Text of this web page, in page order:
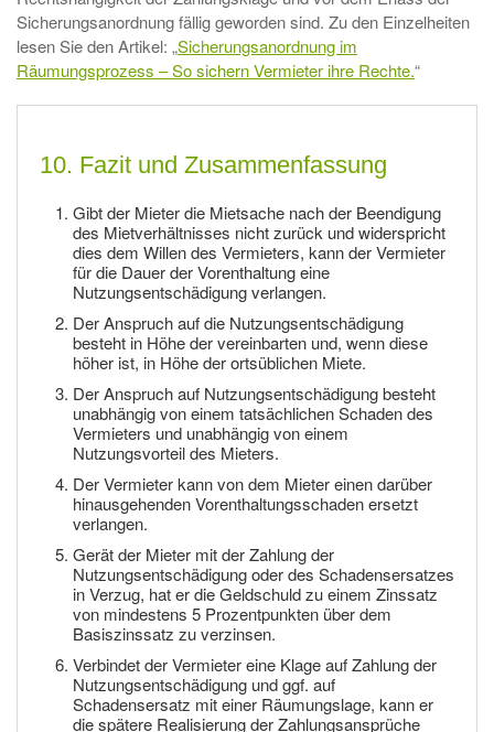
Sicherungsanordnung fällig geworden sind. Zu den Einzelheiten
lesen Sie den Artikel: „Sicherungsanordnung im
Räumungsprozess – So sichern Vermieter ihre Rechte.“
10. Fazit und Zusammenfassung
Gibt der Mieter die Mietsache nach der Beendigung
des Mietverhältnisses nicht zurück und widerspricht
dies dem Willen des Vermieters, kann der Vermieter
für die Dauer der Vorenthaltung eine
Nutzungsentschädigung verlangen.
Der Anspruch auf die Nutzungsentschädigung
besteht in Höhe der vereinbarten und, wenn diese
höher ist, in Höhe der ortsüblichen Miete.
Der Anspruch auf Nutzungsentschädigung besteht
unabhängig von einem tatsächlichen Schaden des
Vermieters und unabhängig von einem
Nutzungsvorteil des Mieters.
Der Vermieter kann von dem Mieter einen darüber
hinausgehenden Vorenthaltungsschaden ersetzt
verlangen.
Gerät der Mieter mit der Zahlung der
Nutzungsentschädigung oder des Schadensersatzes
in Verzug, hat er die Geldschuld zu einem Zinssatz
von mindestens 5 Prozentpunkten über dem
Basiszinssatz zu verzinsen.
Verbindet der Vermieter eine Klage auf Zahlung der
Nutzungsentschädigung und ggf. auf
Schadensersatz mit einer Räumungslage, kann er
die spätere Realisierung der Zahlungsansprüche